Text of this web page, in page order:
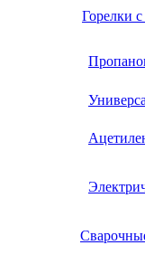
Горелки